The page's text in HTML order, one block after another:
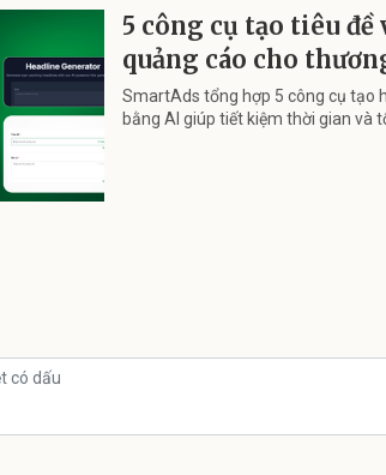
5 công cụ tạo tiêu đề
quảng cáo cho
SmartAds tổng hợp 5 công cụ tạo
bằng AI giúp tiết kiệm thời gian và